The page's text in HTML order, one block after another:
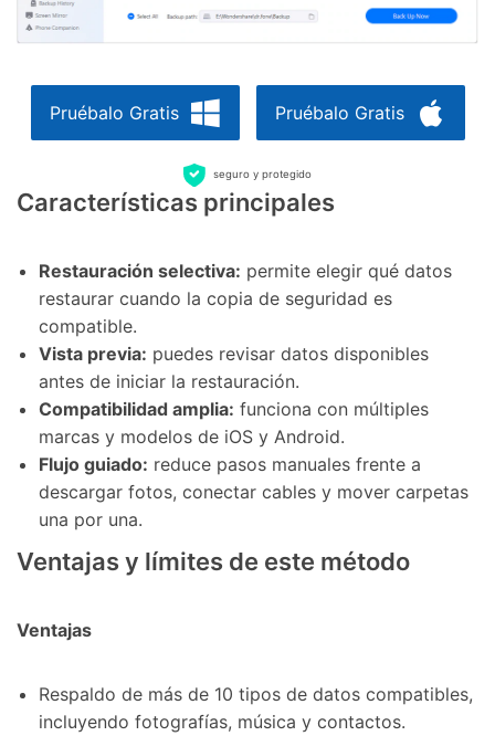
Pruébalo Gratis Pruébalo Gratis
seguro y protegido
Características principales
Restauración selectiva: permite elegir qué datos
restaurar cuando la copia de seguridad es
compatible.
Vista previa: puedes revisar datos disponibles
antes de iniciar la restauración.
Compatibilidad amplia: funciona con múltiples
marcas y modelos de iOS y Android.
Flujo guiado: reduce pasos manuales frente a
descargar fotos, conectar cables y mover carpetas
una por una.
Ventajas y límites de este método
Ventajas
Respaldo de más de 10 tipos de datos compatibles,
incluyendo fotografías, música y contactos.